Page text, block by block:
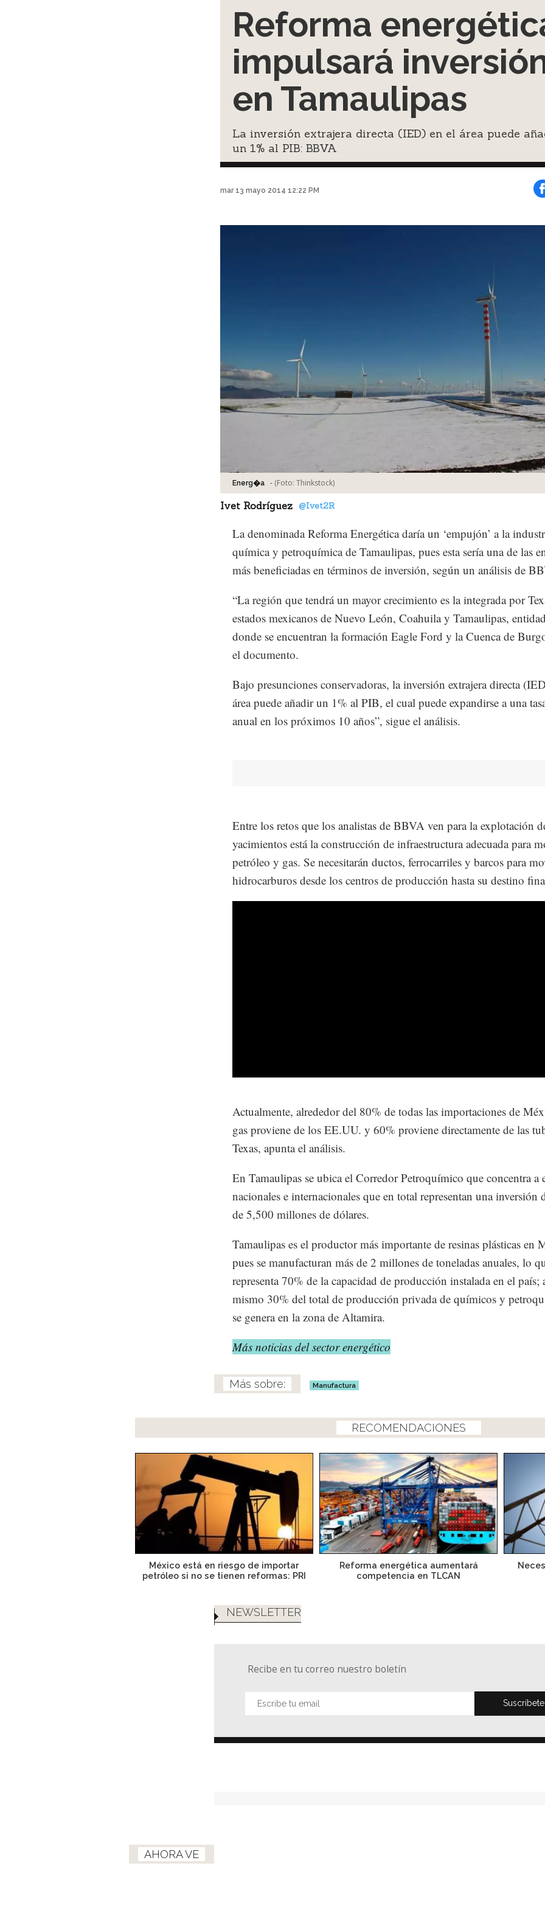
Reforma
impulsará
en Tamaulipas
La inversión extrajera directa (IED) en el área puede
un 1% al PIB: BBVA
mar 13 mayo 2014 12:22 PM
Energ�a - (Foto: Thinkstock)
Ivet Rodríguez @Ivet2R
La denominada Reforma Energética daría un ‘empujón’ a la
química y petroquímica de Tamaulipas, pues esta sería una de las
más beneficiadas en términos de inversión, según un análisis de
“La región que tendrá un mayor crecimiento es la integrada por
estados mexicanos de Nuevo León, Coahuila y Tamaulipas,
donde se encuentran la formación Eagle Ford y la Cuenca de
el documento.
Bajo presunciones conservadoras, la inversión extrajera directa
área puede añadir un 1% al PIB, el cual puede expandirse a una
anual en los próximos 10 años”, sigue el análisis.
Entre los retos que los analistas de BBVA ven para la explotación
yacimientos está la construcción de infraestructura adecuada para
petróleo y gas. Se necesitarán ductos, ferrocarriles y barcos para
hidrocarburos desde los centros de producción hasta su destino
Actualmente, alrededor del 80% de todas las importaciones de
gas proviene de los EE.UU. y 60% proviene directamente de las
Texas, apunta el análisis.
En Tamaulipas se ubica el Corredor Petroquímico que concentra a
nacionales e internacionales que en total representan una inversión
de 5,500 millones de dólares.
Tamaulipas es el productor más importante de resinas plásticas en
pues se manufacturan más de 2 millones de toneladas anuales, lo
representa 70% de la capacidad de producción instalada en el país;
mismo 30% del total de producción privada de químicos y
se genera en la zona de Altamira.
Más noticias del sector energético
Manufactura
RECOMENDACIONES
México está en riesgo de importar
petróleo si no se tienen reformas: PRI
Reforma energética aumentará
competencia en TLCAN
NEWSLETTER
Recibe en tu correo nuestro boletín
AHORA VE